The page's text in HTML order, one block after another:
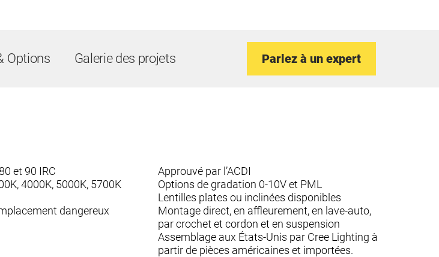
Options Galerie des projets Parlez à un expert
et 90 IRC
4000K, 5000K, 5700K
dangereux
Approuvé par l’ACDI
Options de gradation 0-10V et PML
Lentilles plates ou inclinées disponibles
Montage direct, en affleurement, en lave-auto,
par crochet et cordon et en suspension
Assemblage aux États-Unis par Cree Lighting à
partir de pièces américaines et importées.